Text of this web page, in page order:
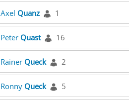
Axel Quanz 1
Peter Quast 16
Rainer Queck 2
Ronny Queck 5